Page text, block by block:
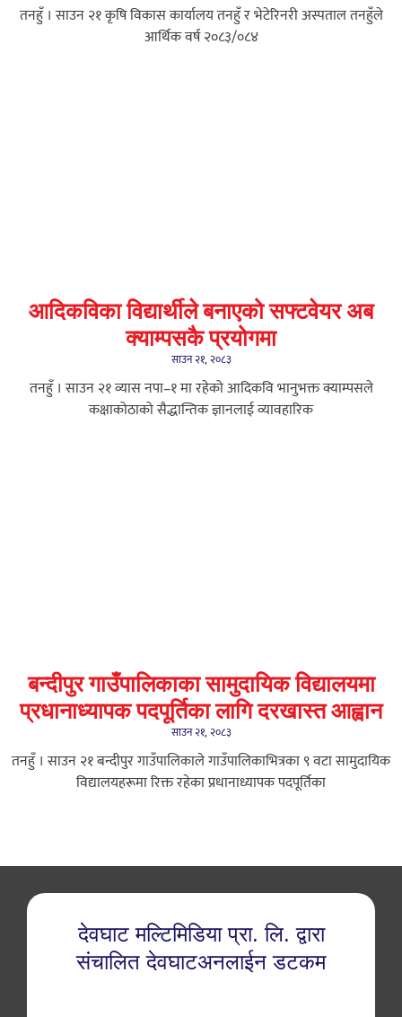
तनहुँ । साउन २१ कृषि विकास कार्यालय तनहुँ र भेटेरिनरी अस्पताल तनहुँले
आर्थिक वर्ष २०८३/०८४
आदिकविका विद्यार्थीले बनाएको सफ्टवेयर अब
क्याम्पसकै प्रयोगमा
साउन २१, २०८३
तनहुँ । साउन २१ व्यास नपा–१ मा रहेको आदिकवि भानुभक्त क्याम्पसले
कक्षाकोठाको सैद्धान्तिक ज्ञानलाई व्यावहारिक
बन्दीपुर गाउँपालिकाका सामुदायिक विद्यालयमा
प्रधानाध्यापक पदपूर्तिका लागि दरखास्त आह्वान
साउन २१, २०८३
तनहुँ । साउन २१ बन्दीपुर गाउँपालिकाले गाउँपालिकाभित्रका ९ वटा सामुदायिक
विद्यालयहरूमा रिक्त रहेका प्रधानाध्यापक पदपूर्तिका
देवघाट मल्टिमिडिया प्रा. लि. द्वारा
संचालित देवघाटअनलाईन डटकम